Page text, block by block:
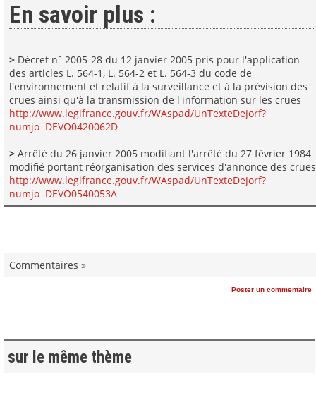
En savoir plus :
>Décret n° 2005-28 du 12 janvier 2005 pris pour l'application
des articles L. 564-1, L. 564-2 et L. 564-3 du code de
l'environnement et relatif à la surveillance et à la prévision des
crues ainsi qu'à la transmission de l'information sur les crues
http://www.legifrance.gouv.fr/WAspad/UnTexteDeJorf?
numjo=DEVO0420062D
>Arrêté du 26 janvier 2005 modifiant l'arrêté du 27 février 1984
modifié portant réorganisation des services d'annonce des crues
http://www.legifrance.gouv.fr/WAspad/UnTexteDeJorf?
numjo=DEVO0540053A
Commentaires »
Poster un commentaire
sur le même thème